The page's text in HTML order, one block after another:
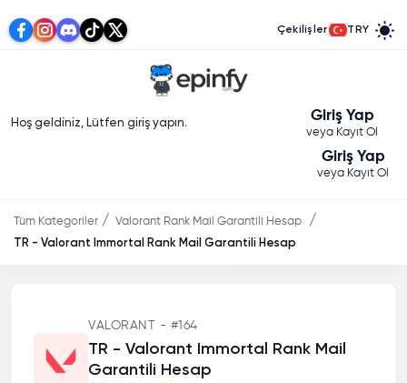
Çekilişler TRY
Hoş geldiniz, Lütfen giriş yapın. Giriş Yap
veya Kayıt Ol
Giriş Yap
veya Kayıt Ol
Tüm Kategoriler
Valorant Rank Mail Garantili Hesap
TR - Valorant Immortal Rank Mail Garantili Hesap
VALORANT - #164
TR - Valorant Immortal Rank Mail
Garantili Hesap